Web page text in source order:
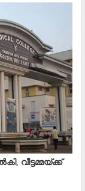
വീട്ടമ്മയ്ക്ക്